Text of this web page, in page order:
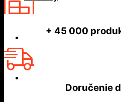
+ 45 000
Doručenie